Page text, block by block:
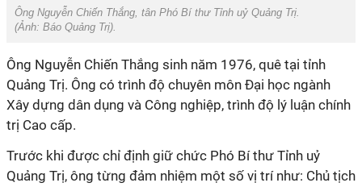
Ông Nguyễn Chiến Thắng, tân Phó Bí thư Tỉnh uỷ Quảng Trị.
(Ảnh: Báo Quảng Trị).
Ông Nguyễn Chiến Thắng sinh năm 1976, quê tại tỉnh
Quảng Trị. Ông có trình độ chuyên môn Đại học ngành
Xây dựng dân dụng và Công nghiệp, trình độ lý luận chính
trị Cao cấp.
Trước khi được chỉ định giữ chức Phó Bí thư Tỉnh uỷ
Quảng Trị, ông từng đảm nhiệm một số vị trí như: Chủ tịch